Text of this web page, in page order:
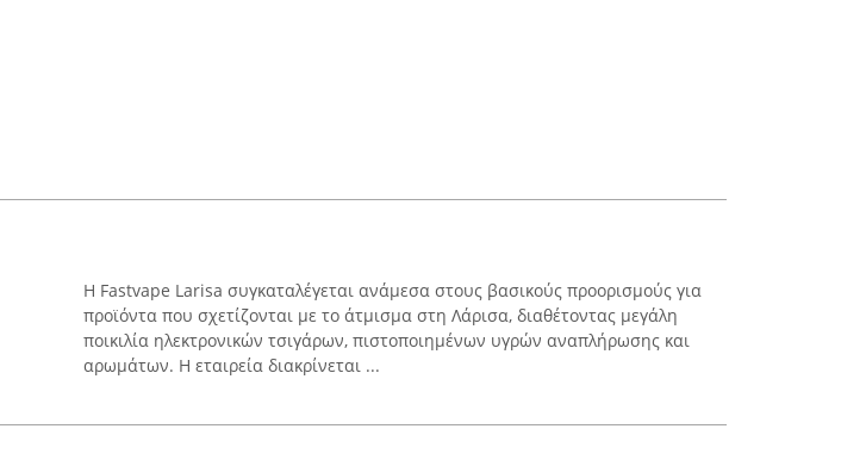
Η Fastvape Larisa συγκαταλέγεται ανάμεσα στους βασικούς προορισμούς για
προϊόντα που σχετίζονται με το άτμισμα στη Λάρισα, διαθέτοντας μεγάλη
ποικιλία ηλεκτρονικών τσιγάρων, πιστοποιημένων υγρών αναπλήρωσης και
αρωμάτων. Η εταιρεία διακρίνεται ...